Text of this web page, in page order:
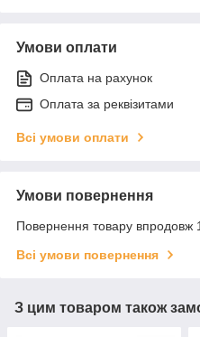
Умови оплати
Оплата на рахунок
Оплата за реквізитами
Всі умови оплати
Умови повернення
Повернення товару впродовж
Всі умови повернення
З цим товаром також